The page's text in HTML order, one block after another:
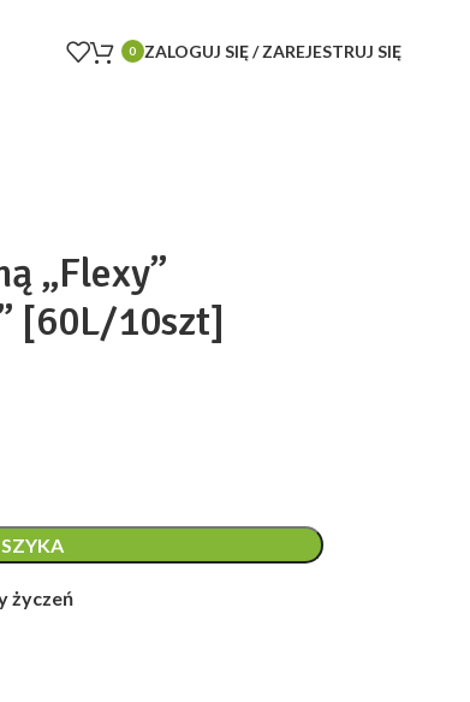
0 ZALOGUJ SIĘ / ZAREJESTRUJ SIĘ
„Flexy”
[60L/10szt]
życzeń